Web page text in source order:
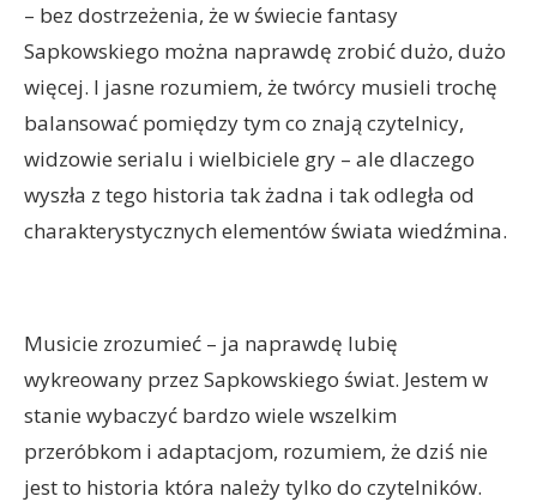
– bez dostrzeżenia, że w świecie fantasy
Sapkowskiego można naprawdę zrobić dużo, dużo
więcej. I jasne rozumiem, że twórcy musieli trochę
balansować pomiędzy tym co znają czytelnicy,
widzowie serialu i wielbiciele gry – ale dlaczego
wyszła z tego historia tak żadna i tak odległa od
charakterystycznych elementów świata wiedźmina.
Musicie zrozumieć – ja naprawdę lubię
wykreowany przez Sapkowskiego świat. Jestem w
stanie wybaczyć bardzo wiele wszelkim
przeróbkom i adaptacjom, rozumiem, że dziś nie
jest to historia która należy tylko do czytelników.